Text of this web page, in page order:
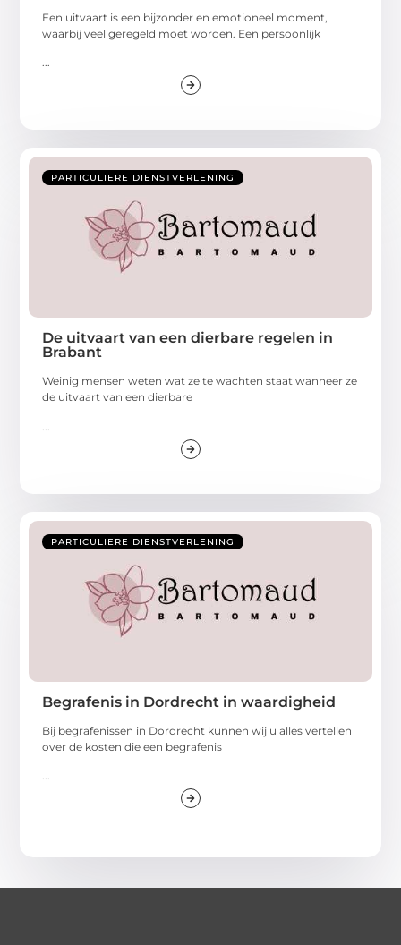
Een uitvaart is een bijzonder en emotioneel moment,
waarbij veel geregeld moet worden. Een persoonlijk
...
PARTICULIERE DIENSTVERLENING
De uitvaart van een dierbare regelen in
Brabant
Weinig mensen weten wat ze te wachten staat wanneer ze
de uitvaart van een dierbare
PARTICULIERE DIENSTVERLENING
Begrafenis in Dordrecht in waardigheid
Bij begrafenissen in Dordrecht kunnen wij u alles vertellen
over de kosten die een begrafenis
...